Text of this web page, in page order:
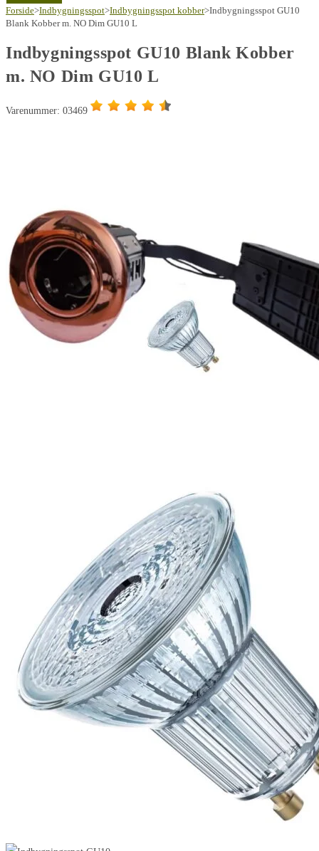
Blank
Kobber
NO
Dim
L
Forside>Indbygningsspot>Indbygningsspot kobber>Indbygningsspot GU10
Blank Kobber m. NO Dim GU10 L
Indbygningsspot GU10 Blank Kobber
m. NO Dim GU10 L
Varenummer: 03469